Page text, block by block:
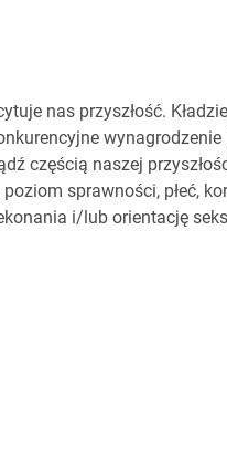
nas przyszłość.
wynagrodzenie
częścią naszej
sprawności, płeć,
i/lub orientację